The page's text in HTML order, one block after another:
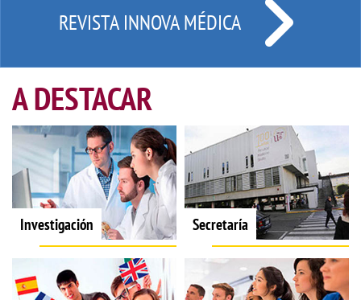
REVISTA INNOVA MÉDICA
A DESTACAR
Investigación Secretaría